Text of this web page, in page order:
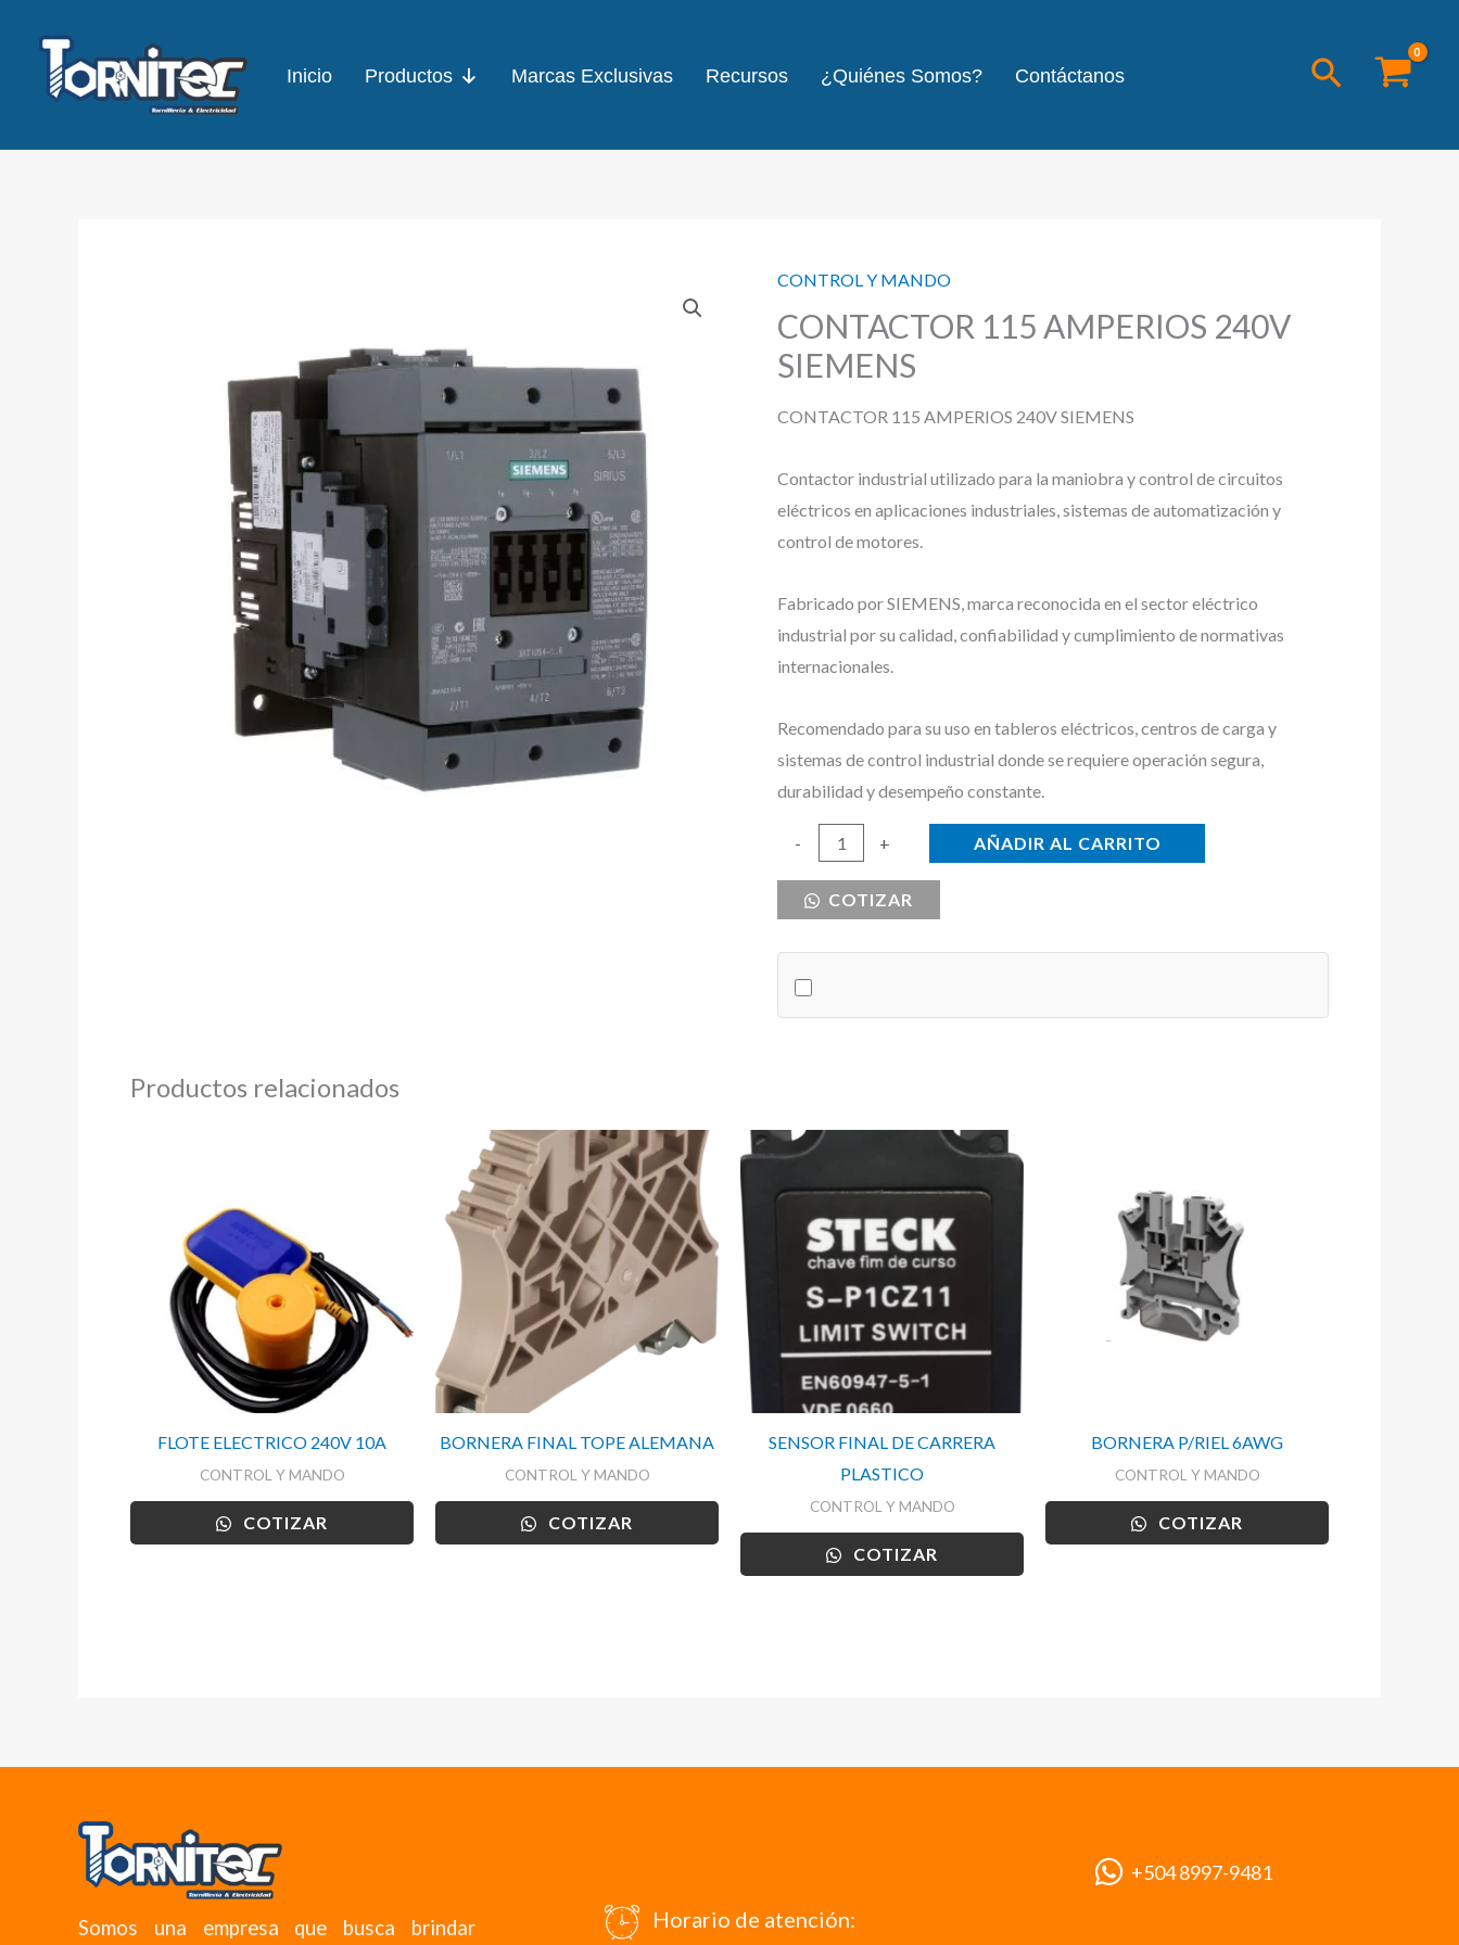
contenido
Inicio Productos Marcas Exclusivas Recursos ¿Quiénes Somos? Contáctanos Buscar
CONTROL Y MANDO
CONTACTOR 115 AMPERIOS 240V
SIEMENS
CONTACTOR 115 AMPERIOS 240V SIEMENS
Contactor industrial utilizado para la maniobra y control de circuitos
eléctricos en aplicaciones industriales, sistemas de automatización y
control de motores.
Fabricado por SIEMENS, marca reconocida en el sector eléctrico
industrial por su calidad, confiabilidad y cumplimiento de normativas
internacionales.
Recomendado para su uso en tableros eléctricos, centros de carga y
sistemas de control industrial donde se requiere operación segura,
durabilidad y desempeño constante.
-
CONTACTOR
AMPERIOS
cantidad
+ AÑADIR AL CARRITO
COTIZAR
Productos relacionados
FLOTE ELECTRICO 240V 10A
CONTROL Y MANDO
COTIZAR
BORNERA FINAL TOPE ALEMANA
CONTROL Y MANDO
COTIZAR
SENSOR FINAL DE CARRERA
PLASTICO
CONTROL Y MANDO
COTIZAR
BORNERA P/RIEL 6AWG
CONTROL Y MANDO
COTIZAR
Somos una empresa que busca brindar Horario de atención:
+504 8997-9481